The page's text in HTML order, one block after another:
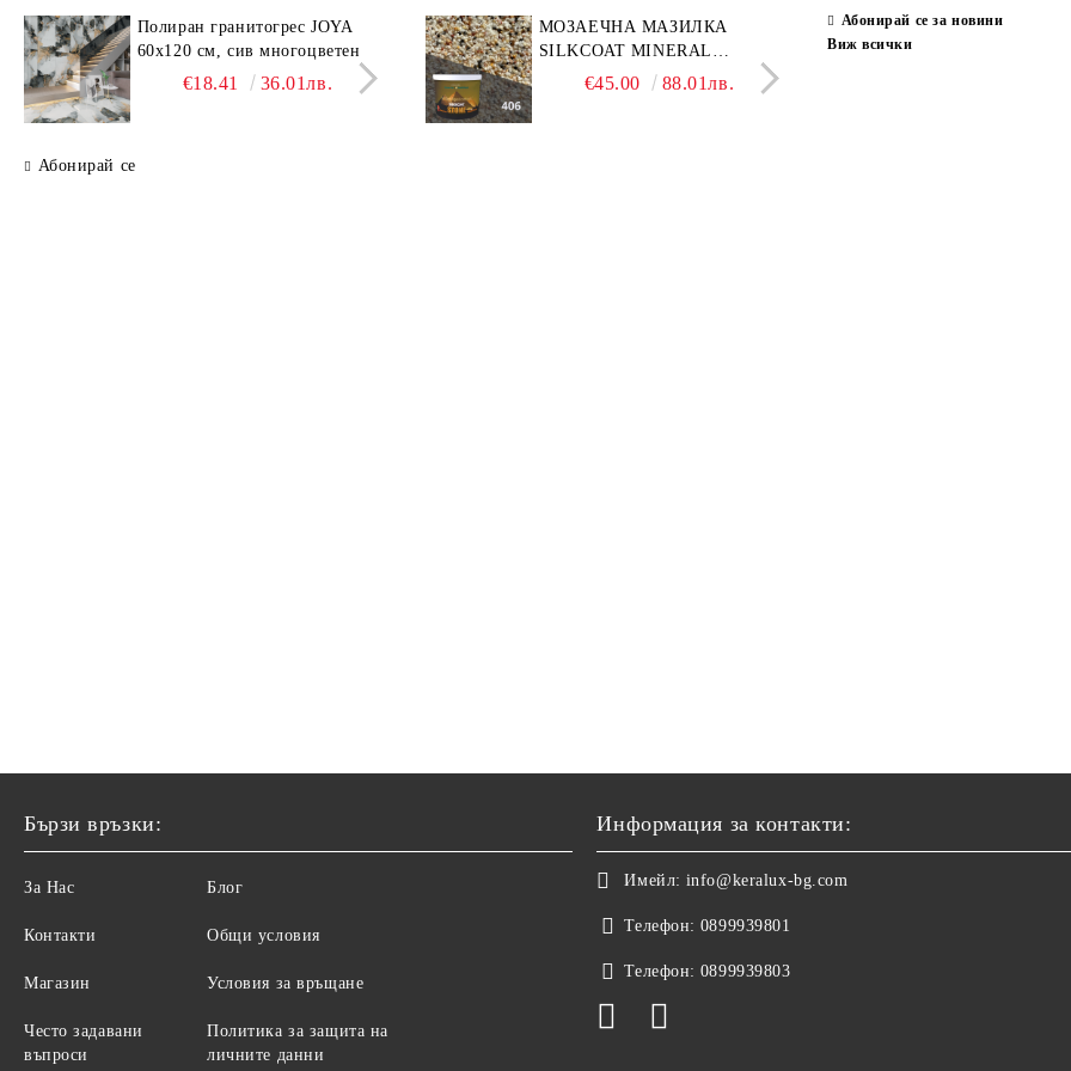
Полиран гранитогрес JOYA
60x120 см, сив многоцветен
€18.41 36.01лв.
Полиран гранитогрес
SAVONA GREY 60x120 см,
светло сив мрамор
€22.50 44.01лв.
Гранитогрес LESY GREY
GOLD 60х120см, тип
Абонирай се
МОЗАЕЧНА МАЗИЛКА
SILKCOAT MINERAL
PLASTER STONE, СИТЕН
€45.00 88.01лв.
СТЕННИ ПЛОЧКИ
30X90CM, ГЛАНЦ
Абонирай се за новини
Виж всички
Бързи връзки:
За Нас
Контакти
Магазин
Често задавани
въпроси
Блог
Общи условия
Условия за връщане
Политика за защита на
личните данни
Информация за контакти:
Имейл: info@keralux-bg.com
Телефон: 0899939801
Телефон: 0899939803